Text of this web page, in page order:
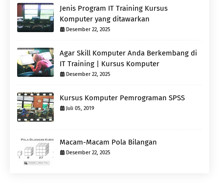
Jenis Program IT Training Kursus
Komputer yang ditawarkan
Desember 22, 2025
Agar Skill Komputer Anda Berkembang di
IT Training | Kursus Komputer
Desember 22, 2025
Kursus Komputer Pemrograman SPSS
Juli 05, 2019
Macam-Macam Pola Bilangan
Desember 22, 2025